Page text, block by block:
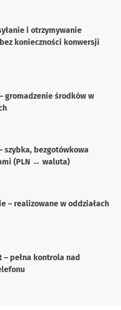
i otrzymywanie
konieczności konwersji
gromadzenie środków w
szybka, bezgotówkowa
(PLN ↔ waluta)
– realizowane w oddziałach
pełna kontrola nad